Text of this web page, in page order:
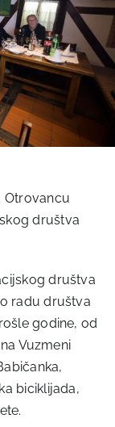
Otrovancu
društva
društva
radu društva
godine, od
Vuzmeni
biciklijada,